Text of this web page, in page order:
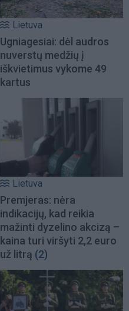
Lietuva
Ugniagesiai: dėl audros
nuverstų medžių į
iškvietimus vykome 49
kartus
Lietuva
Premjeras: nėra
indikacijų, kad reikia
mažinti dyzelino akcizą –
kaina turi viršyti 2,2 euro
už litrą (2)